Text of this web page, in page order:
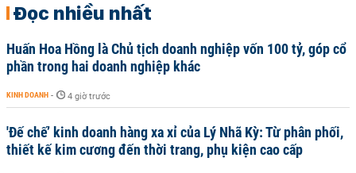
Đọc nhiều nhất
Huấn Hoa Hồng là Chủ tịch doanh nghiệp vốn 100 tỷ, góp cổ
phần trong hai doanh nghiệp khác
KINH DOANH - 4 giờ trước
'Đế chế’ kinh doanh hàng xa xỉ của Lý Nhã Kỳ: Từ phân phối,
thiết kế kim cương đến thời trang, phụ kiện cao cấp